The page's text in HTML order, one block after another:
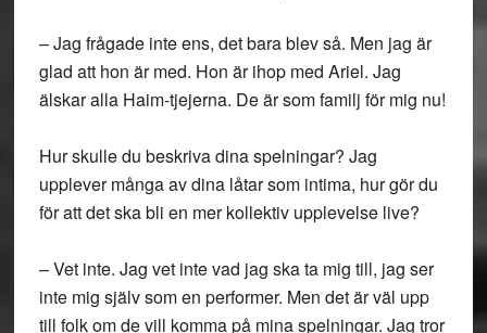
– Jag frågade inte ens, det bara blev så. Men jag är
glad att hon är med. Hon är ihop med Ariel. Jag
älskar alla Haim-tjejerna. De är som familj för mig nu!
Hur skulle du beskriva dina spelningar? Jag
upplever många av dina låtar som intima, hur gör du
för att det ska bli en mer kollektiv upplevelse live?
– Vet inte. Jag vet inte vad jag ska ta mig till, jag ser
inte mig själv som en performer. Men det är väl upp
till folk om de vill komma på mina spelningar. Jag tror